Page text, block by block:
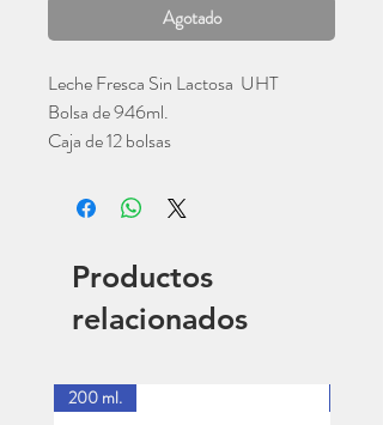
Agotado
Leche Fresca Sin Lactosa UHT
Bolsa de 946ml.
Caja de 12 bolsas
Productos
relacionados
200 ml.